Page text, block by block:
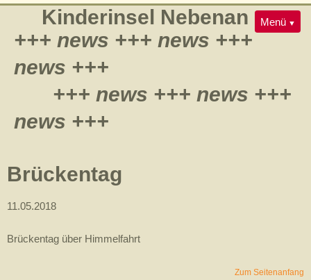
Kinderinsel Nebenan Menü
Navigation
überspringen
Konzept
Galerie
Team
Jobs
Kontakt
+++ news +++ news +++
news +++
+++ news +++ news +++
news +++
Brückentag
11.05.2018
Brückentag über Himmelfahrt
Zum Seitenanfang